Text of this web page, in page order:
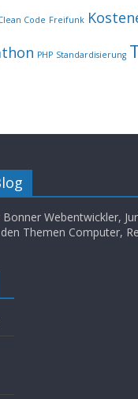
Code Freifunk
PHP Standardisierung
Webentwickler,
Themen Computer,